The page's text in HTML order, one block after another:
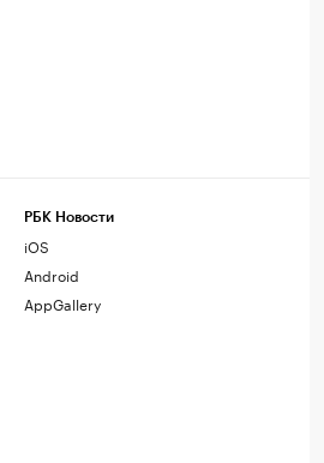
РБК Новости
iOS
Android
AppGallery